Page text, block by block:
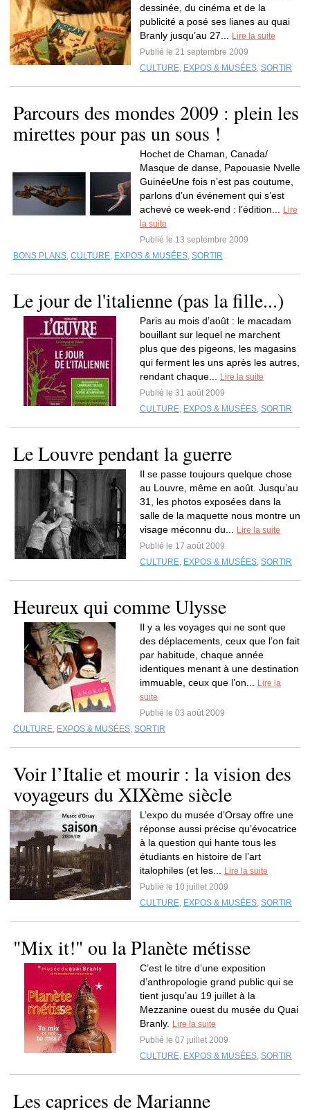
dessinée, du cinéma et de la
publicité a posé ses lianes au quai
Branly jusqu’au 27...
Lire la suite
Publié le 21 septembre 2009
CULTURE, EXPOS & MUSÉES, SORTIR
Parcours des mondes 2009 : plein les
mirettes pour pas un sous !
Hochet de Chaman, Canada/
Masque de danse, Papouasie Nvelle
GuinéeUne fois n’est pas coutume,
parlons d’un événement qui s’est
achevé ce week-end : l’édition...
Lire
la suite
Publié le 13 septembre 2009
BONS PLANS, CULTURE, EXPOS & MUSÉES, SORTIR
Le jour de l'italienne (pas la fille...)
Paris au mois d’août : le macadam
bouillant sur lequel ne marchent
plus que des pigeons, les magasins
qui ferment les uns après les autres,
rendant chaque...
Lire la suite
Publié le 31 août 2009
CULTURE, EXPOS & MUSÉES, SORTIR
Le Louvre pendant la guerre
Il se passe toujours quelque chose
au Louvre, même en août. Jusqu’au
31, les photos exposées dans la
salle de la maquette nous montre un
visage méconnu du...
Lire la suite
Publié le 17 août 2009
CULTURE, EXPOS & MUSÉES, SORTIR
Heureux qui comme Ulysse
Il y a les voyages qui ne sont que
des déplacements, ceux que l’on fait
par habitude, chaque année
identiques menant à une destination
immuable, ceux que l’on...
Lire la
suite
Publié le 03 août 2009
CULTURE, EXPOS & MUSÉES, SORTIR
Voir l’Italie et mourir : la vision des
voyageurs du XIXème siècle
L’expo du musée d’Orsay offre une
réponse aussi précise qu’évocatrice
à la question qui hante tous les
étudiants en histoire de l’art
italophiles (et les...
Lire la suite
Publié le 10 juillet 2009
CULTURE, EXPOS & MUSÉES, SORTIR
"Mix it!" ou la Planète métisse
C’est le titre d’une exposition
d’anthropologie grand public qui se
tient jusqu’au 19 juillet à la
Mezzanine ouest du musée du Quai
Branly.
Lire la suite
Publié le 07 juillet 2009
CULTURE, EXPOS & MUSÉES, SORTIR
Les caprices de Marianne